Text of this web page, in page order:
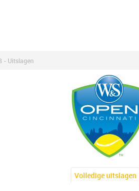
- Uitslagen
Volledige uitslagen